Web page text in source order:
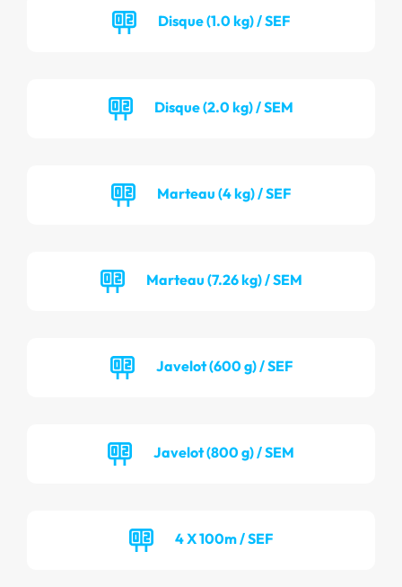
Disque (1.0 kg) / SEF
Disque (2.0 kg) / SEM
Marteau (4 kg) / SEF
Marteau (7.26 kg) / SEM
Javelot (600 g) / SEF
Javelot (800 g) / SEM
4 X 100m / SEF